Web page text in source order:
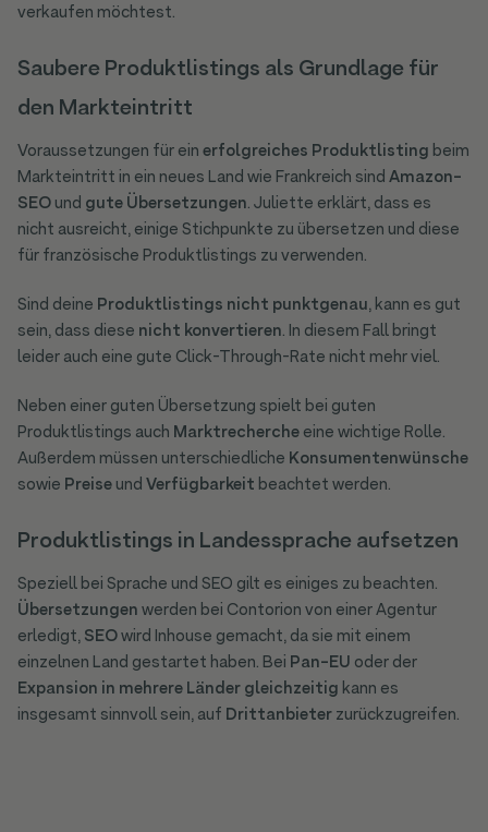
verkaufen möchtest.
Saubere Produktlistings als Grundlage für
den Markteintritt
Voraussetzungen für einerfolgreiches Produktlisting beim
Markteintritt in ein neues Land wie Frankreich sindAmazon-
SEOund gute Übersetzungen. Juliette erklärt, dass es
nicht ausreicht, einige Stichpunkte zu übersetzen und diese
für französische Produktlistings zu verwenden.
Sind deine Produktlistings nicht punktgenau, kann es gut
sein, dass diese nicht konvertieren. In diesem Fall bringt
leider auch eine gute Click-Through-Rate nicht mehr viel.
Neben einer guten Übersetzung spielt bei guten
Produktlistings auch Marktrechercheeine wichtige Rolle.
Außerdem müssen unterschiedliche Konsumentenwünsche
sowie PreiseundVerfügbarkeit beachtet werden.
Produktlistings in Landessprache aufsetzen
Speziell bei Sprache und SEO gilt es einiges zu beachten.
Übersetzungenwerden bei Contorion von einer Agentur
erledigt,SEOwird Inhouse gemacht, da sie mit einem
einzelnen Land gestartet haben. Bei Pan-EU oder der
Expansion in mehrere Länder gleichzeitig kann es
insgesamt sinnvoll sein, auf Drittanbieterzurückzugreifen.